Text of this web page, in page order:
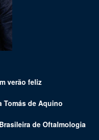
verão feliz
Tomás de Aquino
de Oftalmologia